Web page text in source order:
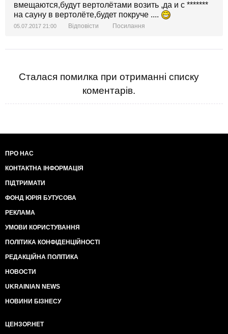
вмещаются,будут вертолётами возить ,да и с *******
на сауну в вертолёте,будет покруче ....
05.07.2017 21:00 Відповісти Посилання
Сталася помилка при отриманні списку
коментарів.
ПРО НАС
КОНТАКТНА ІНФОРМАЦІЯ
ПІДТРИМАТИ
ФОНД ЮРІЯ БУТУСОВА
РЕКЛАМА
УМОВИ КОРИСТУВАННЯ
ПОЛІТИКА КОНФІДЕНЦІЙНОСТІ
РЕДАКЦІЙНА ПОЛІТИКА
НОВОСТИ
UKRAINIAN NEWS
НОВИНИ БІЗНЕСУ
ЦЕНЗОР.НЕТ